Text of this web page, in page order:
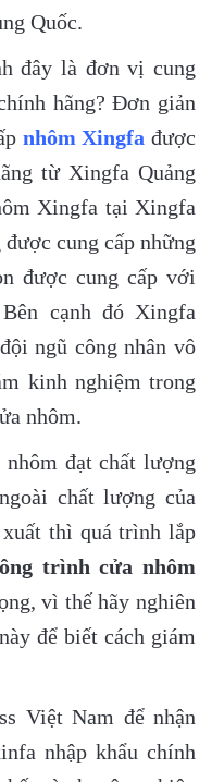
Quốc.
đây là đơn vị cung
hãng? Đơn giản
nhôm Xingfa được
từ Xingfa Quảng
Xingfa tại Xingfa
cung cấp những
được cung cấp với
cạnh đó Xingfa
ngũ công nhân vô
kinh nghiệm trong
nhôm.
đạt chất lượng
chất lượng của
thì quá trình lắp
trình cửa nhôm
vì thế hãy nghiên
để biết cách giám
Việt Nam để nhận
nhập khẩu chính